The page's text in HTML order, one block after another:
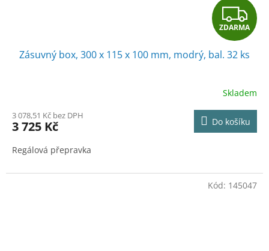
Z
D
A
R
M
A
ZDARMA
Zásuvný box, 300 x 115 x 100 mm, modrý, bal. 32 ks
Skladem
3 078,51 Kč bez DPH
3 725 Kč Do košíku
Regálová přepravka
Kód: 145047